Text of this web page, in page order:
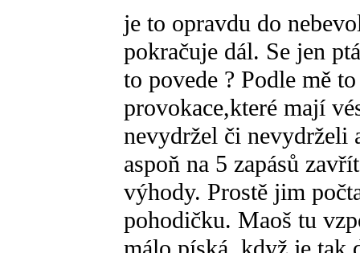
je to opravdu do
pokračuje dál. Se jen
to povede ? Podle mě
provokace,které mají
nevydržel či nevydrželi
aspoň na 5 zapásů
výhody. Prostě jim
pohodičku. Maoš tu